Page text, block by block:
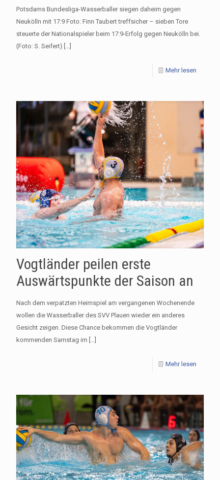
Potsdams Bundesliga-Wasserballer siegen daheim gegen
Neukölln mit 17:9 Foto: Finn Taubert treffsicher – sieben Tore
steuerte der Nationalspieler beim 17:9-Erfolg gegen Neukölln bei.
(Foto: S. Seifert) […]
Mehr lesen
Vogtländer peilen erste
Auswärtspunkte der Saison an
Nach dem verpatzten Heimspiel am vergangenen Wochenende
wollen die Wasserballer des SVV Plauen wieder ein anderes
Gesicht zeigen. Diese Chance bekommen die Vogtländer
kommenden Samstag im
Mehr lesen